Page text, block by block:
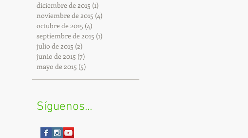
diciembre de 2015 (1)
noviembre de 2015 (4)
octubre de 2015 (4)
septiembre de 2015 (1)
julio de 2015 (2)
junio de 2015 (7)
mayo de 2015 (5)
Síguenos...